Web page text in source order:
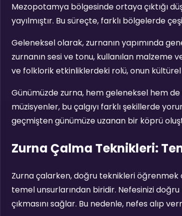
Mezopotamya bölgesinde ortaya çıktığı
yayılmıştır. Bu süreçte, farklı bölgelerde
Geleneksel olarak, zurnanın yapımında
zurnanın sesi ve tonu, kullanılan malzeme
ve folklorik etkinliklerdeki rolü, onun
Günümüzde zurna, hem geleneksel hem
müzisyenler, bu çalgıyı farklı şekillerde
geçmişten günümüze uzanan bir köprü
Zurna Çalma Teknikleri:
Zurna çalarken, doğru teknikleri öğrenmek
temel unsurlarından biridir. Nefesinizi
çıkmasını sağlar. Bu nedenle, nefes alıp